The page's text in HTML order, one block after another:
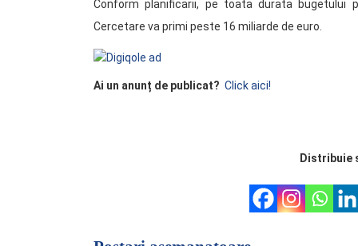
Conform planificarii, pe toata durata bugetului
Cercetare va primi peste 16 miliarde de euro.
Ai un anunț de publicat? Click aici!
Distribuie